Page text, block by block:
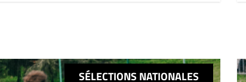
SÉLECTIONS NATIONALES